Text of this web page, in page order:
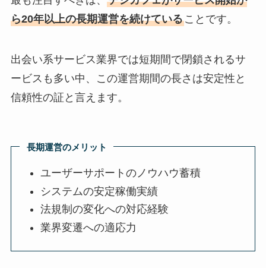
ら20年以上の長期運営を続けていることです。
出会い系サービス業界では短期間で閉鎖されるサ
ービスも多い中、この運営期間の長さは安定性と
信頼性の証と言えます。
長期運営のメリット
ユーザーサポートのノウハウ蓄積
システムの安定稼働実績
法規制の変化への対応経験
業界変遷への適応力